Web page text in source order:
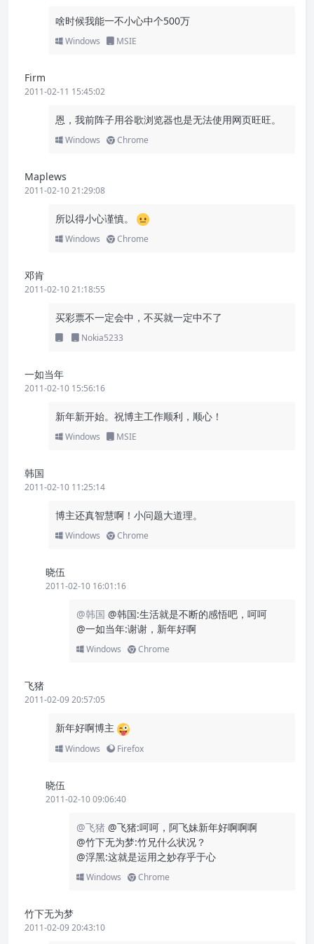
啥时候我能一不小心中个500万
Windows MSIE
Firm
2011-02-11 15:45:02
恩，我前阵子用谷歌浏览器也是无法使用网页旺旺。
Windows Chrome
Maplews
2011-02-10 21:29:08
所以得小心谨慎。
Windows Chrome
邓肯
2011-02-10 21:18:55
买彩票不一定会中，不买就一定中不了
Nokia5233
一如当年
2011-02-10 15:56:16
新年新开始。祝博主工作顺利，顺心！
Windows MSIE
韩国
2011-02-10 11:25:14
博主还真智慧啊！小问题大道理。
Windows Chrome
晓伍
2011-02-10 16:01:16
@韩国 @韩国:生活就是不断的感悟吧，呵呵
@一如当年:谢谢，新年好啊
Windows Chrome
飞猪
2011-02-09 20:57:05
新年好啊博主
Windows Firefox
晓伍
2011-02-10 09:06:40
@飞猪 @飞猪:呵呵，阿飞妹新年好啊啊啊
@竹下无为梦:竹兄什么状况？
@浮黑:这就是运用之妙存乎于心
Windows Chrome
竹下无为梦
2011-02-09 20:43:10